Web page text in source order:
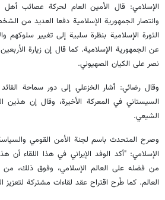
الإسلامي: قال الأمين العام لحركة عصائب
وانتصار الجمهورية الإسلامية دفعا العديد من
الثورة الإسلامية بنظرة سلبية إلى تغيير
عن الجمهورية الإسلامية. كما قال إن زيارة
نصر على الكيان الصهيوني.
وقال رضائي: أشار الخزعلي إلى دور سماحة القائد
السيستاني في المعركة الأخيرة، وقال إن هذين
الشيعي.
وصرح المتحدث باسم لجنة الأمن القومي
الإسلامي: "أكد الوفد الإيراني في هذا اللقاء
من فضله على العالم الإسلامي، وفوق ذلك،
العالم. كما طُرح اقتراح عقد لقاءات مشتركة لتعزيز